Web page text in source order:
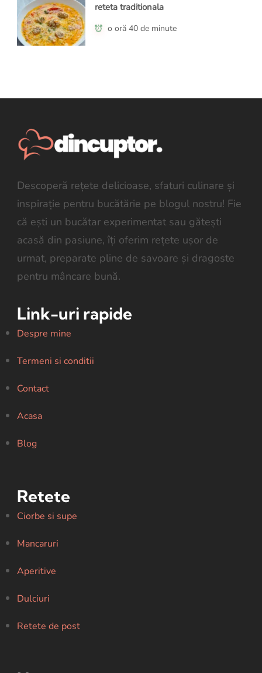
reteta traditionala
o oră 40 de minute
Descoperă rețete delicioase, sfaturi culinare și
inspirație pentru bucătărie pe blogul nostru! Fie
că ești un bucătar experimentat sau gătești
acasă din pasiune, îți oferim rețete ușor de
urmat, preparate pline de savoare și dragoste
pentru mâncare bună.
Link-uri rapide
Despre mine
Termeni si conditii
Contact
Acasa
Blog
Retete
Ciorbe si supe
Mancaruri
Aperitive
Dulciuri
Retete de post